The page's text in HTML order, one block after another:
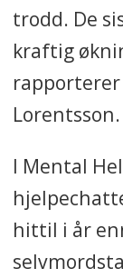
trodd. De
kraftig
rapporterer
Lorentsson.
I Mental
hittil i år